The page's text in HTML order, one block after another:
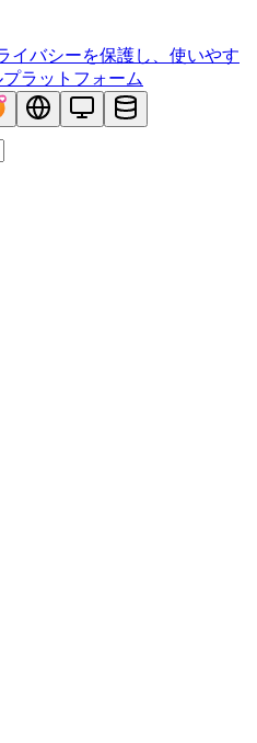
イバシーを保護し、使いやす
ラットフォーム